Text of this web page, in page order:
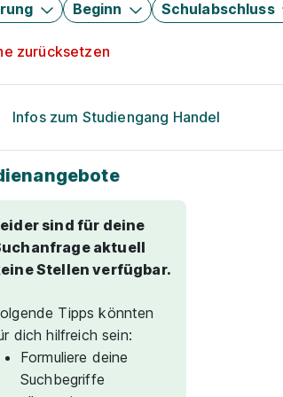
Beginn Schulabschluss
zurücksetzen
Infos zum Studiengang Handel
sind für deine
aktuell
Stellen verfügbar.
Tipps könnten
dich hilfreich sein:
Formuliere deine
Suchbegriffe